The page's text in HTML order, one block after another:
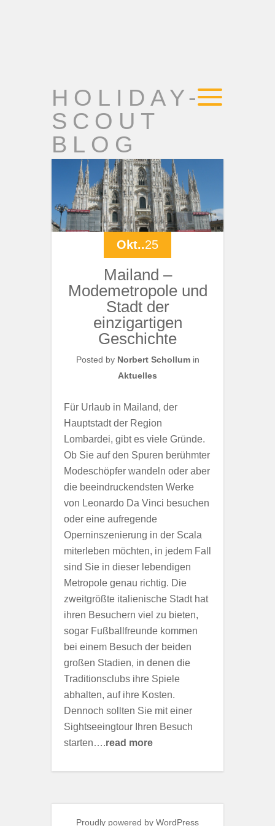
HOLIDAY-
SCOUT
BLOG
Okt..25
Mailand –
Modemetropole und
Stadt der
einzigartigen
Geschichte
Posted by Norbert Schollumin
Aktuelles
Für Urlaub in Mailand, der
Hauptstadt der Region
Lombardei, gibt es viele Gründe.
Ob Sie auf den Spuren berühmter
Modeschöpfer wandeln oder aber
die beeindruckendsten Werke
von Leonardo Da Vinci besuchen
oder eine aufregende
Operninszenierung in der Scala
miterleben möchten, in jedem Fall
sind Sie in dieser lebendigen
Metropole genau richtig. Die
zweitgrößte italienische Stadt hat
ihren Besuchern viel zu bieten,
sogar Fußballfreunde kommen
bei einem Besuch der beiden
großen Stadien, in denen die
Traditionsclubs ihre Spiele
abhalten, auf ihre Kosten.
Dennoch sollten Sie mit einer
Sightseeingtour Ihren Besuch
starten….read more
Proudly powered by WordPress